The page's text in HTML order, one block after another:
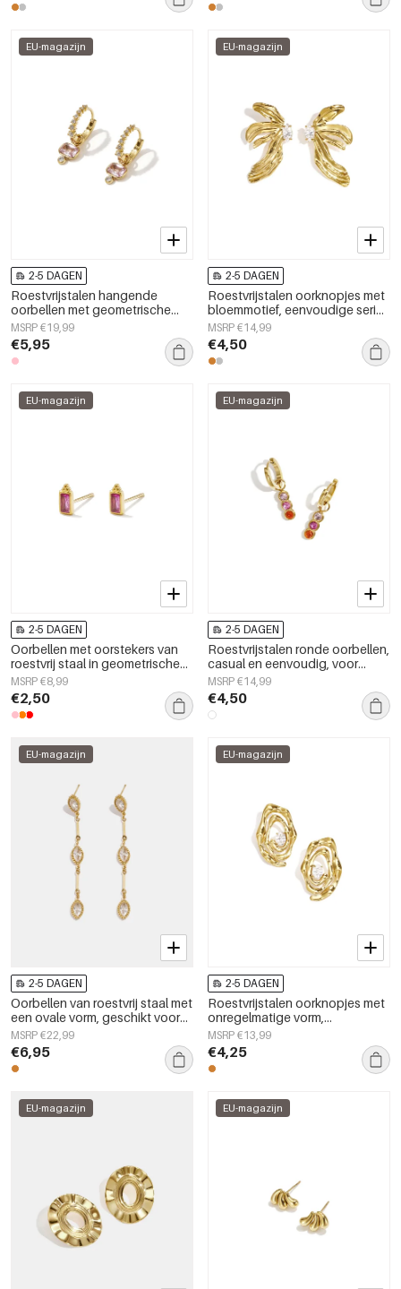
EU-magazijn
2-5 DAGEN
Roestvrijstalen hangende
oorbellen met geometrische
vorm, casual en eenvoudige
serie, damessieraden
MSRP €19,99
€5,95
EU-magazijn
2-5 DAGEN
Roestvrijstalen oorknopjes met
bloemmotief, eenvoudige serie,
damessieraden
MSRP €14,99
€4,50
EU-magazijn
2-5 DAGEN
Oorbellen met oorstekers van
roestvrij staal in geometrische
vorm, perfect voor dagelijks
gebruik als damessieraad.
MSRP €8,99
€2,50
EU-magazijn
2-5 DAGEN
Roestvrijstalen ronde oorbellen,
casual en eenvoudig, voor
dagelijks gebruik,
damessieraden
MSRP €14,99
€4,50
EU-magazijn
2-5 DAGEN
Oorbellen van roestvrij staal met
een ovale vorm, geschikt voor
casual gelegenheden en
feestjes. Eenvoudige serie voor
dames.
MSRP €22,99
€6,95
EU-magazijn
2-5 DAGEN
Roestvrijstalen oorknopjes met
onregelmatige vorm,
eenvoudige, alledaagse serie,
dames sieraden
MSRP €13,99
€4,25
EU-magazijn EU-magazijn